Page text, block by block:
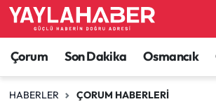
Çorum Son Dakika Osmancık
HABERLER ÇORUM HABERLERI
Alaca Haberleri
Bayat Haberleri
Çorum Nöbetçi Eczaneler
Çorum Hava Durumu